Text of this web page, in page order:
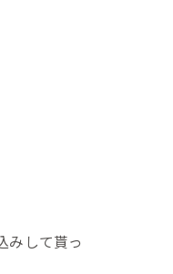
みして貰っ